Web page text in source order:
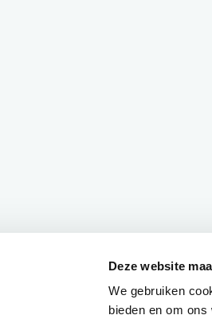
Deze website
We gebruiken
bieden en om